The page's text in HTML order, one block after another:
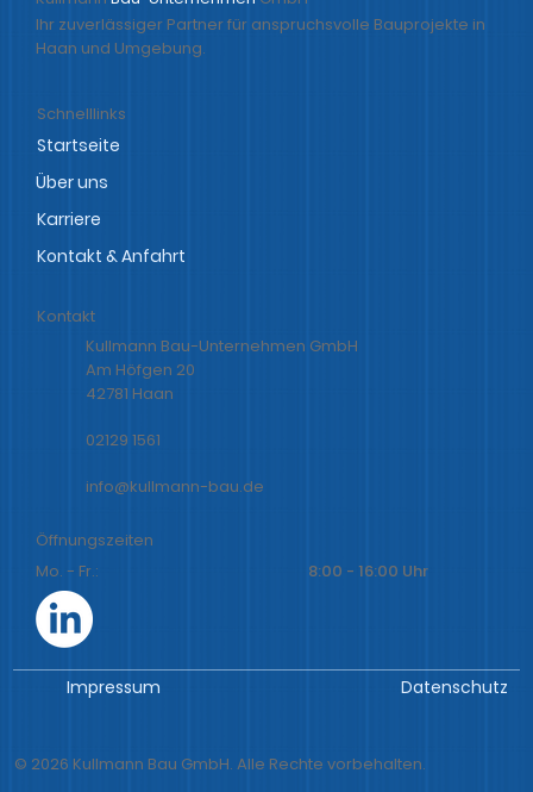
Ihr zuverlässiger Partner für anspruchsvolle Bauprojekte in
Haan und Umgebung.
Schnelllinks
Startseite
Über uns
Karriere
Kontakt
Kullmann Bau-Unternehmen GmbH
Am Höfgen 20
42781 Haan
02129 1561
info@kullmann-bau.de
Öffnungszeiten
Mo. - Fr.:
8:00 - 16:00 Uhr
© 2026 Kullmann Bau GmbH. Alle Rechte vorbehalten.
Impressum Datenschutz